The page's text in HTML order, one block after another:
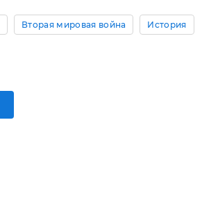
Вторая мировая война История